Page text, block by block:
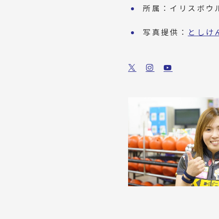
所属：イリスボウ
写真提供： としけ